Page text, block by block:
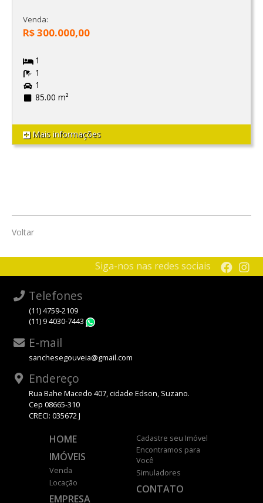
Venda:
R$ 300.000,00
1
1
1
85.00 m²
Mais informações
Voltar
Siga-nos nas redes sociais
Telefones
(11) 4759-2109
(11) 9 4030-7443
E-mail
sanchesegouveia@gmail.com
Endereço
Rua Bahe Macedo 407, cidade Edson, Suzano.
Cep 08665-310
CRECI: 035672 J
HOME
IMÓVEIS
Venda
Locação
EMPRESA
Cadastre seu Imóvel
Encontramos para
Você
Simuladores
CONTATO